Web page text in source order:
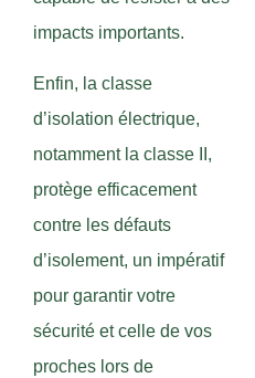
impacts importants.
Enfin, la classe
d’isolation électrique,
notamment la classe II,
protège efficacement
contre les défauts
d’isolement, un impératif
pour garantir votre
sécurité et celle de vos
proches lors de